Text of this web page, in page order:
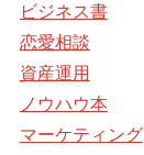
ビジネス書
恋愛相談
資産運用
ノウハウ本
マーケティング